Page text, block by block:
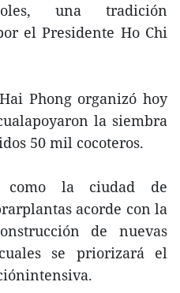
una tradición
el Presidente Ho Chi
Phong organizó hoy
la siembra
50 mil cocoteros.
como la ciudad de
acorde con la
de nuevas
se priorizará el